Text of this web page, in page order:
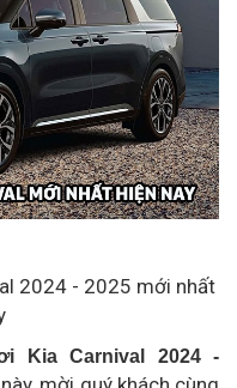
2024 - 2025 mới nhất
Kia Carnival 2024 -